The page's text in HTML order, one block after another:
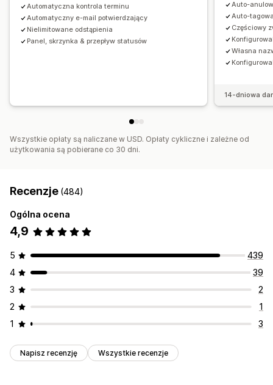
Automatyczna kontrola terminu
Automatyczny e-mail potwierdzający
Nielimitowane odstąpienia
Panel, skrzynka & przepływ statusów
Auto-
Auto-
Częściowy
Własna
14-dniowa
Wszystkie opłaty są naliczane w USD. Opłaty cykliczne i zależne od
użytkowania są pobierane co 30 dni.
Recenzje (484)
Ogólna ocena
4,9
5
439
4
39
3
2
2
1
1
3
Napisz recenzję Wszystkie recenzje